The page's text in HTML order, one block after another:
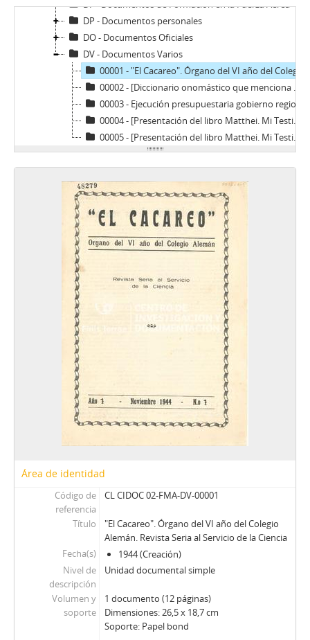
DF - Documentos de Formación en la Fuerza Aérea
DP - Documentos personales
DO - Documentos Oficiales
DV - Documentos Varios
00001 - "El Cacareo". Órgano del VI año del Colegio Alemán. Revista Seria al Servicio de la Ciencia
00002 - [Diccionario onomástico que menciona a Fernando Matthei]
00003 - Ejecución presupuestaria gobierno regionales 1994-1997
00004 - [Presentación del libro Matthei. Mi Testimonio]
00005 - [Presentación del libro Matthei. Mi Testimonio]
Área de identidad
Código de
referencia
CL CIDOC 02-FMA-DV-00001
Título
"El Cacareo". Órgano del VI año del Colegio
Alemán. Revista Seria al Servicio de la Ciencia
Fecha(s)
1944 (Creación)
Nivel de
descripción
Unidad documental simple
Volumen y
soporte
1 documento (12 páginas)
Dimensiones: 26,5 x 18,7 cm
Soporte: Papel bond